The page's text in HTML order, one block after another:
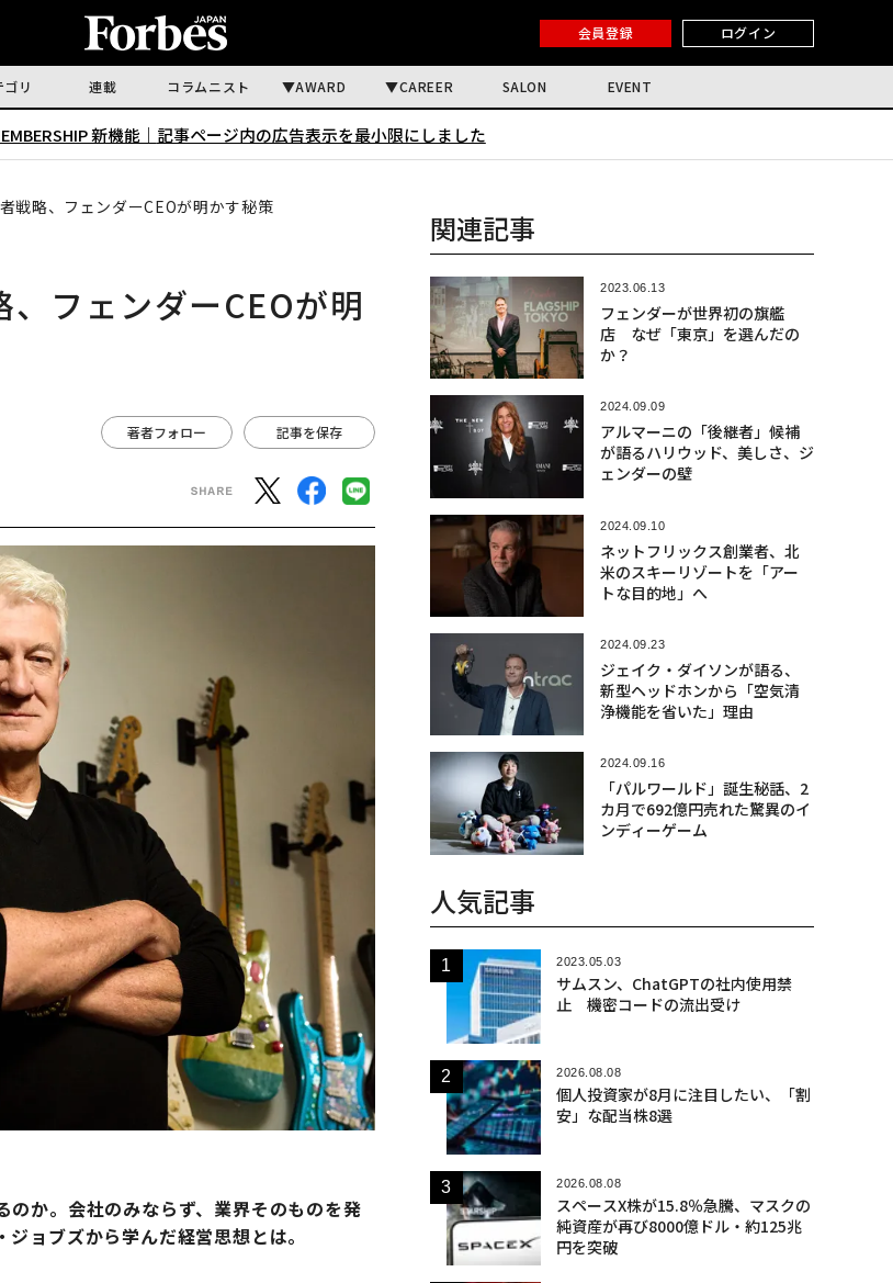
会員登録 ログイン
ゴリ 連載 コラムニスト AWARD CAREER SALON EVENT
新機能｜ 記事ページ内の広告表示を最小限にしました
戦略、フェンダーCEOが明かす秘策
、フェンダーCEOが明
著者フォロー 記事を保存
か。会社のみならず、業界そのものを発
ョブズから学んだ経営思想とは。
関連記事
2023.06.13
フェンダーが世界初の旗艦
店 なぜ「東京」を選んだの
か？
2024.09.09
アルマーニの「後継者」候補
が語るハリウッド、美しさ、ジ
ェンダーの壁
2024.09.10
ネットフリックス創業者、北
米のスキーリゾートを「アー
トな目的地」へ
2024.09.23
ジェイク・ダイソンが語る、
新型ヘッドホンから「空気清
浄機能を省いた」理由
2024.09.16
「パルワールド」誕生秘話、2
カ月で692億円売れた驚異のイ
ンディーゲーム
人気記事
2023.05.03
サムスン、ChatGPTの社内使用禁
止 機密コードの流出受け
2026.08.08
個人投資家が8月に注目したい、「割
安」な配当株8選
2026.08.08
スペースX株が15.8％急騰、マスクの
純資産が再び8000億ドル・約125兆
円を突破